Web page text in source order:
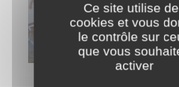
Ce site utilise
cookies et vous
le contrôle sur
que vous
activer